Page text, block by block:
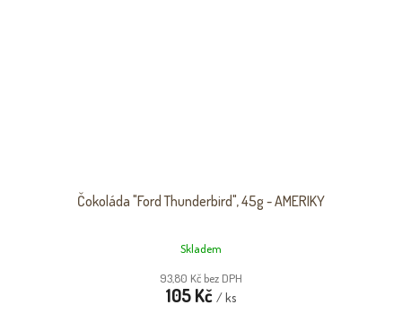
Čokoláda "Ford Thunderbird", 45g - AMERIKY
Skladem
93,80 Kč bez DPH
105 Kč / ks